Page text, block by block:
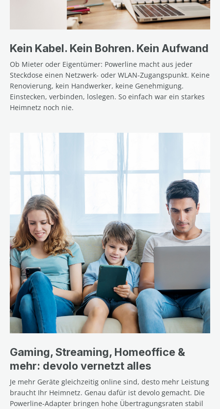
Kein Kabel. Kein Bohren. Kein Aufwand
Ob Mieter oder Eigentümer: Powerline macht aus jeder
Steckdose einen Netzwerk- oder WLAN-Zugangspunkt. Keine
Renovierung, kein Handwerker, keine Genehmigung.
Einstecken, verbinden, loslegen. So einfach war ein starkes
Heimnetz noch nie.
Gaming, Streaming, Homeoffice &
mehr: devolo vernetzt alles
Je mehr Geräte gleichzeitig online sind, desto mehr Leistung
braucht Ihr Heimnetz. Genau dafür ist devolo gemacht. Die
Powerline-Adapter bringen hohe Übertragungsraten stabil